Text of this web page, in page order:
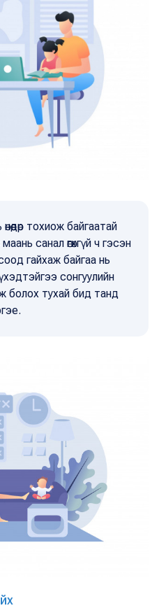
тохиож байгаатай
санал өгөхгүй ч гэсэн
гайхаж байгаа нь
сонгуулийн
болох тухай бид танд